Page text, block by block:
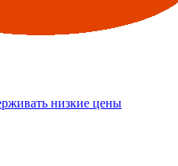
низкие цены